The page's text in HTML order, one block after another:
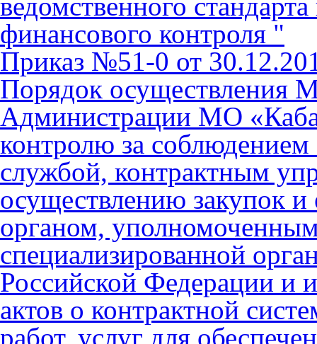
финансового контроля "
Приказ №51-0 от
Порядок осуществления
Администрации МО
контролю за соблюдением
службой, контрактным
осуществлению закупок
органом,
специализированной
Российской Федерации и
актов о контрактной
работ, услуг для